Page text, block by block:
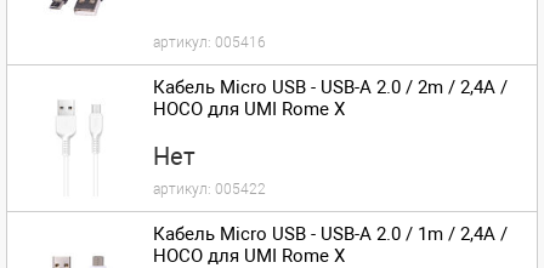
артикул: 005416
Кабель Micro USB - USB-A 2.0 / 2m / 2,4A /
HOCO для UMI Rome X
Нет
артикул: 005422
Кабель Micro USB - USB-A 2.0 / 1m / 2,4A /
HOCO для UMI Rome X